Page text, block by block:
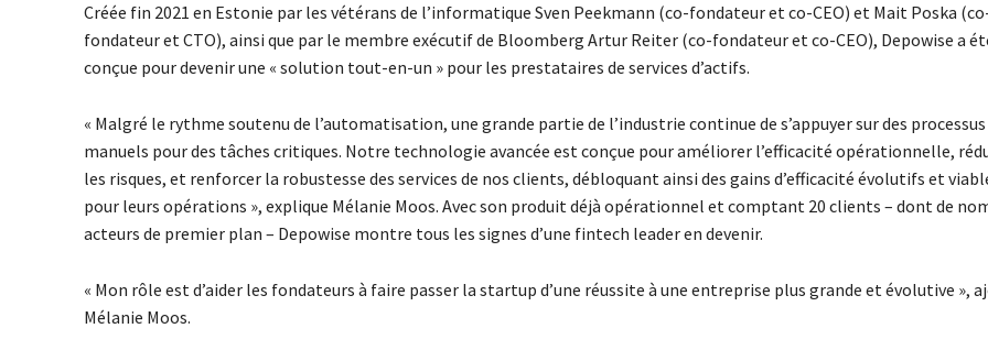
Créée fin 2021 en Estonie par les vétérans de l’informatique Sven Peekmann (co-fondateur et co-CEO) et Mait Poska
fondateur et CTO), ainsi que par le membre exécutif de Bloomberg Artur Reiter (co-fondateur et co-CEO), Depowise a
conçue pour devenir une « solution tout-en-un » pour les prestataires de services d’actifs.
« Malgré le rythme soutenu de l’automatisation, une grande partie de l’industrie continue de s’appuyer sur des processus
manuels pour des tâches critiques. Notre technologie avancée est conçue pour améliorer l’efficacité opérationnelle,
les risques, et renforcer la robustesse des services de nos clients, débloquant ainsi des gains d’efficacité évolutifs et
pour leurs opérations », explique Mélanie Moos. Avec son produit déjà opérationnel et comptant 20 clients – dont de
acteurs de premier plan – Depowise montre tous les signes d’une fintech leader en devenir.
« Mon rôle est d’aider les fondateurs à faire passer la startup d’une réussite à une entreprise plus grande et évolutive »,
Mélanie Moos.